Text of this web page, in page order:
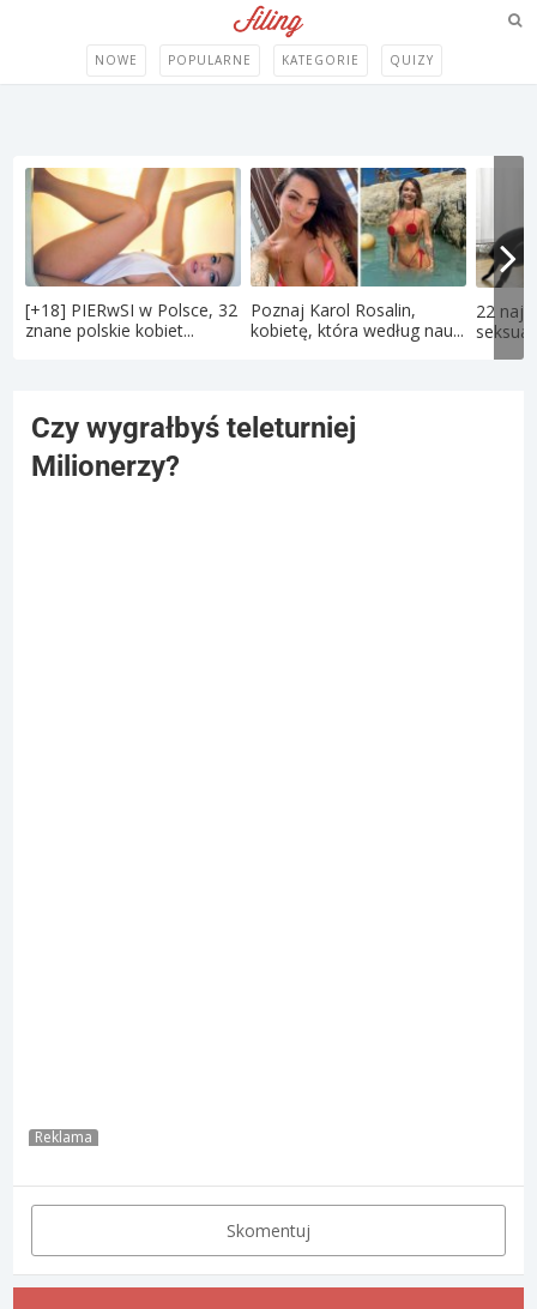
NOWE POPULARNE KATEGORIE QUIZY
[+18] PIERwSI w Polsce, 32
znane polskie kobiet...
Poznaj Karol Rosalin,
kobietę, która według nau...
22
Czy wygrałbyś teleturniej
Milionerzy?
Reklama
Skomentuj